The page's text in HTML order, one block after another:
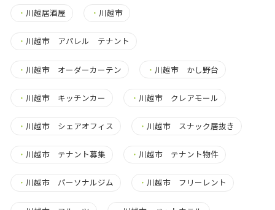
・ 川越居酒屋 ・ 川越市
・ 川越市 アパレル テナント
・ 川越市 オーダーカーテン ・ 川越市 かし野台
・ 川越市 キッチンカー ・ 川越市 クレアモール
・ 川越市 シェアオフィス ・ 川越市 スナック居抜き
・ 川越市 テナント募集 ・ 川越市 テナント物件
・ 川越市 パーソナルジム ・ 川越市 フリーレント